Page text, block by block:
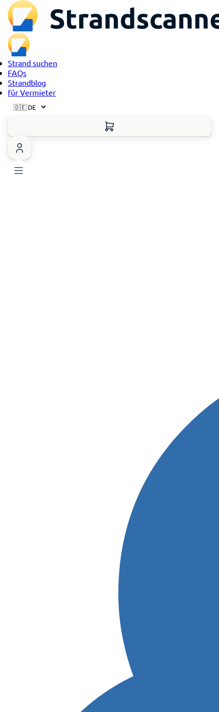
Strand suchen
FAQs
Strandblog
für Vermieter